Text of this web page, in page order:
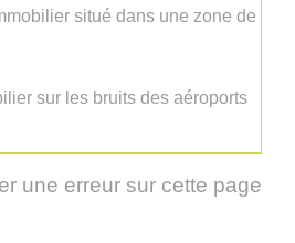
situé dans une zone de
sur les bruits des aéroports
une erreur sur cette page